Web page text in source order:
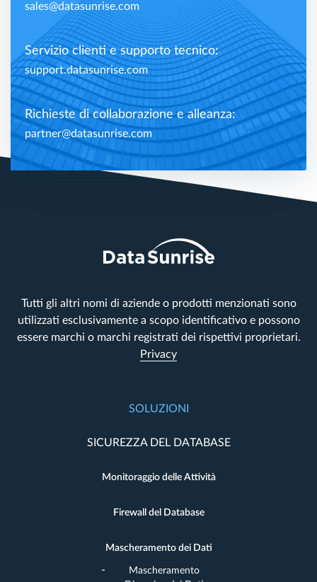
sales@datasunrise.com
Servizio clienti e supporto tecnico:
support.datasunrise.com
Richieste di collaborazione e alleanza:
partner@datasunrise.com
Tutti gli altri nomi di aziende o prodotti menzionati sono
utilizzati esclusivamente a scopo identificativo e possono
essere marchi o marchi registrati dei rispettivi proprietari.
Privacy
SOLUZIONI
SICUREZZA DEL DATABASE
Monitoraggio delle Attività
Firewall del Database
Mascheramento dei Dati
Mascheramento